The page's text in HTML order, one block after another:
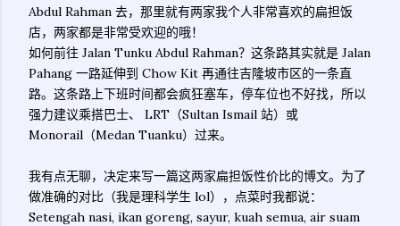
Abdul Rahman 去，那里就有两家我个人非常喜欢的扁担饭
店，两家都是非常受欢迎的哦！
如何前往 Jalan Tunku Abdul Rahman？这条路其实就是 Jalan
Pahang 一路延伸到 Chow Kit 再通往吉隆坡市区的一条直
路。这条路上下班时间都会疯狂塞车，停车位也不好找，所以
强力建议乘搭巴士、 LRT（Sultan Ismail 站）或
Monorail（Medan Tuanku）过来。
我有点无聊，决定来写一篇这两家扁担饭性价比的博文。 为了
做准确的对比（我是理科学生 lol），点菜时我都说：
Setengah nasi, ikan goreng, sayur, kuah semua, air suam